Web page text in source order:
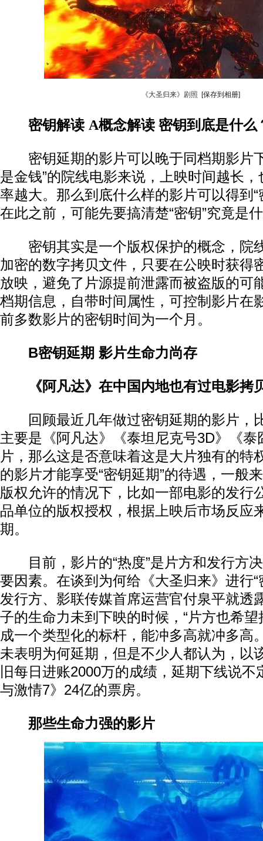
《大圣归来》剧照 [保存到相册]
密钥解读 A概念解读密钥到底是什么
密钥延期的影片可以晚于同档期影片
是金钱”的院线电影来说，上映时间越长
率越大。那么到底什么样的影片可以得到“
在此之前，可能先要搞清楚“密钥”究竟是
密钥其实是一个版权保护的概念，院
加密的数字拷贝文件，只要在公映时获得
放映，避免了片源提前泄露而被盗版的可
档期信息，自带时间属性，可控制影片在
前多数影片的密钥时间为一个月。
B密钥延期 影片生命力尚存
《阿凡达》在中国内地也有过电影拷
回顾最近几年做过密钥延期的影片，
主要是《阿凡达》《泰坦尼克号3D》《泰
片，那么这是否意味着这是大片独有的特
的影片才能享受“密钥延期”的待遇，一般
版权允许的情况下，比如一部电影的发行
品单位的版权授权，根据上映后市场反应
期。
目前，影片的“热度”是片方和发行方决
要因素。在谈到为何给《大圣归来》进行“
发行方、影联传媒首席运营官付泉平就透
子的生命力未到下映的时候，“片方也希
成一个类型化的标杆，能冲多高就冲多高
未表明为何延期，但是不少人都认为，以
旧每日进账2000万的成绩，延期下线说
与激情7》24亿的票房。
那些生命力强的影片